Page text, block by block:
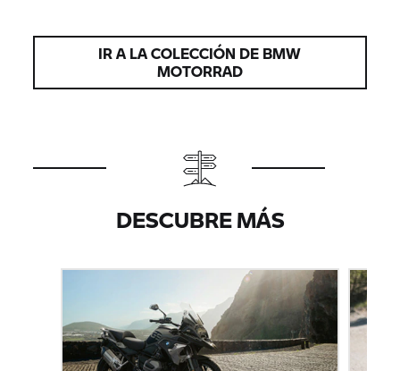
IR A LA COLECCIÓN DE BMW
MOTORRAD
DESCUBRE MÁS